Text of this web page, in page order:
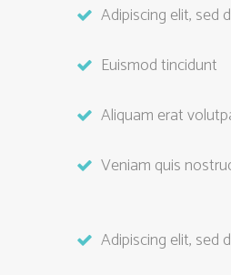
Adipiscing elit, sed
Euismod tincidunt
Aliquam erat
Veniam quis
Adipiscing elit, sed